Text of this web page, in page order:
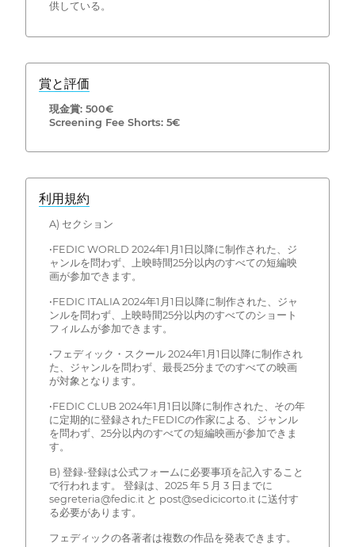
供している。
賞と評価
現金賞: 500€
Screening Fee Shorts: 5€
利用規約
A) セクション
•FEDIC WORLD 2024年1月1日以降に制作された、ジ
ャンルを問わず、上映時間25分以内のすべての短編映
画が参加できます。
•FEDIC ITALIA 2024年1月1日以降に制作された、ジャ
ンルを問わず、上映時間25分以内のすべてのショート
フィルムが参加できます。
•フェディック・スクール 2024年1月1日以降に制作され
た、ジャンルを問わず、最長25分までのすべての映画
が対象となります。
•FEDIC CLUB 2024年1月1日以降に制作された、その年
に定期的に登録されたFEDICの作家による、ジャンル
を問わず、25分以内のすべての短編映画が参加できま
す。
B) 登録-登録は公式フォームに必要事項を記入すること
で行われます。 登録は、2025 年 5 月 3 日までに
segreteria@fedic.it と post@sedicicorto.it に送付す
る必要があります。
フェディックの各著者は複数の作品を発表できます。